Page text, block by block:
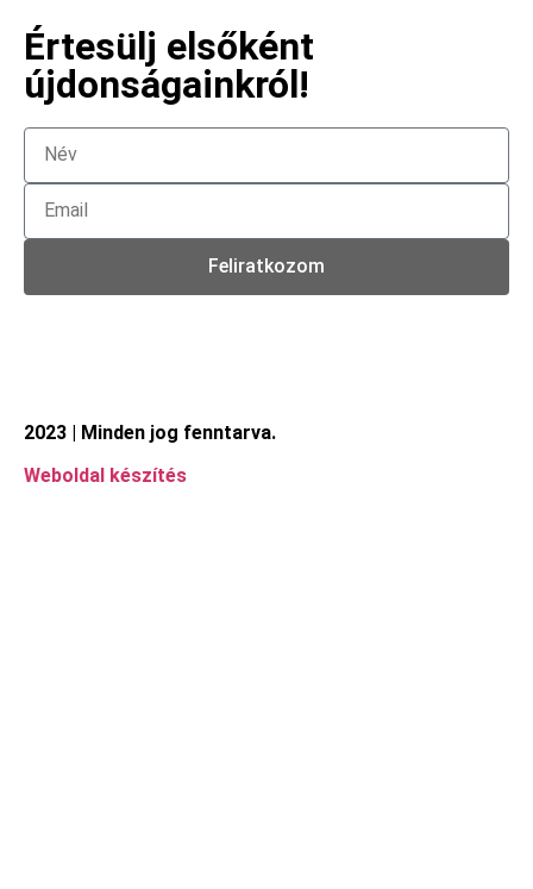
Értesülj elsőként
újdonságainkról!
Feliratkozom
2023 | Minden jog fenntarva.
Weboldal készítés